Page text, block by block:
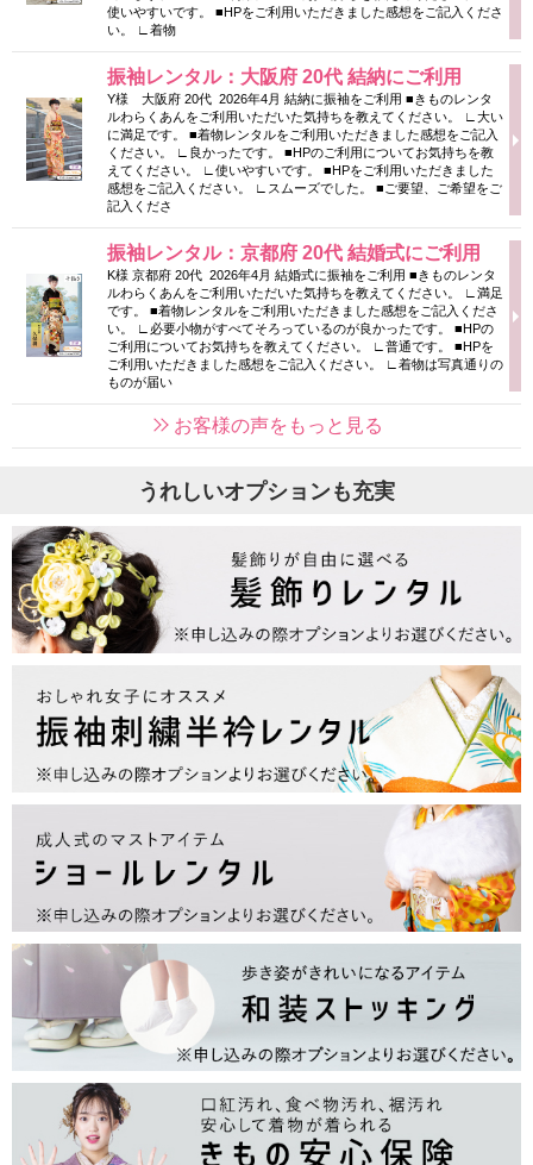
使いやすいです。 ■HPをご利用いただきました感想をご記入くださ
い。 ∟着物
振袖レンタル：大阪府 20代 結納にご利用
Y様 大阪府 20代 2026年4月 結納に振袖をご利用 ■きものレンタ
ルわらくあんをご利用いただいた気持ちを教えてください。 ∟大い
に満足です。 ■着物レンタルをご利用いただきました感想をご記入
ください。 ∟良かったです。 ■HPのご利用についてお気持ちを教
えてください。 ∟使いやすいです。 ■HPをご利用いただきました
感想をご記入ください。 ∟スムーズでした。 ■ご要望、ご希望をご
記入くださ
振袖レンタル：京都府 20代 結婚式にご利用
K様 京都府 20代 2026年4月 結婚式に振袖をご利用 ■きものレンタ
ルわらくあんをご利用いただいた気持ちを教えてください。 ∟満足
です。 ■着物レンタルをご利用いただきました感想をご記入くださ
い。 ∟必要小物がすべてそろっているのが良かったです。 ■HPの
ご利用についてお気持ちを教えてください。 ∟普通です。 ■HPを
ご利用いただきました感想をご記入ください。 ∟着物は写真通りの
ものが届い
お客様の声をもっと見る
うれしいオプションも充実